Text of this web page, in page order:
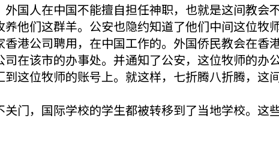
国人在中国不能擅自担任神职，也就是这间教会
他们这群羊。公安也隐约知道了他们中间这位牧
港公司聘用，在中国工作的。外国侨民教会在香
在该市的办事处。并通知了公安，这位牧师的办
这位牧师的账号上。就这样，七折腾八折腾，这
门，国际学校的学生都被转移到了当地学校。这